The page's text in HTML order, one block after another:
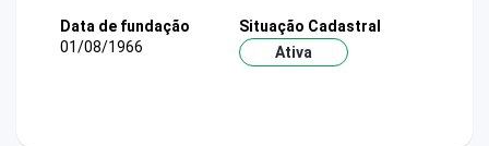
Data de fundação
01/08/1966
Situação Cadastral
Ativa